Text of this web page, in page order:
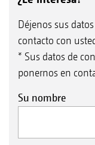
Déjenos sus
contacto con
* Sus datos de
ponernos en
Su nombre